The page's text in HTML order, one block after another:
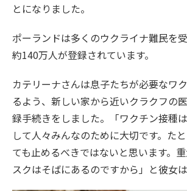
とになりました。
ポーランドは多くのウクライナ難民を受
約140万人が登録されています。
カテリーナさんは息子たちが必要なワ
るよう、新しい家から近いクラクフの
録手続きをしました。「ワクチン接種
して人々みんなのために大切です。た
ても止めるべきではないと思います。
スクはそばにあるのですから」と彼女は